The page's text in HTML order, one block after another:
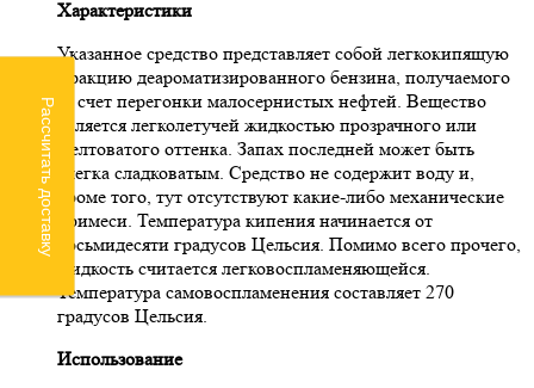
Характеристики
Указанное средство представляет собой легкокипящую
фракцию деароматизированного бензина, получаемого
за счет перегонки малосернистых нефтей. Вещество
является легколетучей жидкостью прозрачного или
желтоватого оттенка. Запах последней может быть
слегка сладковатым. Средство не содержит воду и,
кроме того, тут отсутствуют какие-либо механические
примеси. Температура кипения начинается от
восьмидесяти градусов Цельсия. Помимо всего прочего,
жидкость считается легковоспламеняющейся.
Температура самовоспламенения составляет 270
градусов Цельсия.
Использование
Рассчитать доставку